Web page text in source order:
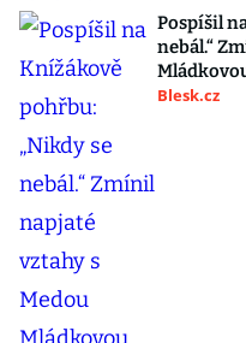
Pospíšil
nebál.“
Blesk.cz